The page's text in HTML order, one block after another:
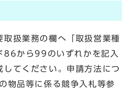
取扱業務の欄へ「取扱営業種
86から99のいずれかを記入
してください。申請方法につ
物品等に係る競争入札等参